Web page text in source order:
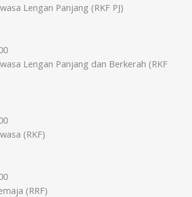
Lengan Panjang (RKF PJ)
Lengan Panjang dan Berkerah (RKF
(RKF)
(RRF)